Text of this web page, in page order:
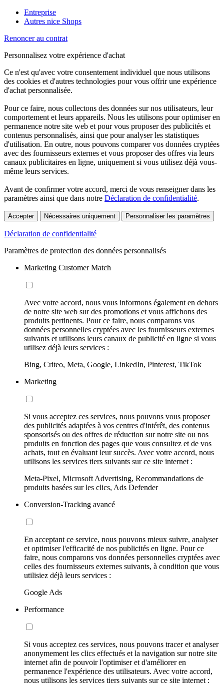
Entreprise
Autres nice Shops
Renoncer au contrat
Personnalisez votre expérience d'achat
Ce n'est qu'avec votre consentement individuel que nous utilisons
des cookies et d'autres technologies pour vous offrir une expérience
d'achat personnalisée.
Pour ce faire, nous collectons des données sur nos utilisateurs, leur
comportement et leurs appareils. Nous les utilisons pour optimiser en
permanence notre site web et pour vous proposer des publicités et
contenus personnalisés, ainsi que pour analyser les statistiques
d'utilisation. En outre, nous pouvons comparer vos données cryptées
avec des fournisseurs externes et vous proposer des offres via leurs
canaux publicitaires en ligne, uniquement si vous utilisez déjà vous-
même leurs services.
Avant de confirmer votre accord, merci de vous renseigner dans les
paramètres ainsi que dans notre Déclaration de confidentialité.
Accepter Nécessaires uniquement Personnaliser les paramètres
Déclaration de confidentialité
Paramètres de protection des données personnalisés
Marketing Customer Match
Avec votre accord, nous vous informons également en dehors
de notre site web sur des promotions et vous affichons des
produits pertinents. Pour ce faire, nous comparons vos
données personnelles cryptées avec les fournisseurs externes
suivants et utilisons leurs canaux de publicité en ligne si vous
utilisez déjà leurs services :
Bing, Criteo, Meta, Google, LinkedIn, Pinterest, TikTok
Marketing
Si vous acceptez ces services, nous pouvons vous proposer
des publicités adaptées à vos centres d'intérêt, des contenus
sponsorisés ou des offres de réduction sur notre site ou nos
produits en fonction des pages que vous consultez et de vos
achats, tout en évaluant leur succès. Avec votre accord, nous
utilisons les services tiers suivants sur ce site internet :
Meta-Pixel, Microsoft Advertising, Recommandations de
produits basées sur les clics, Ads Defender
Conversion-Tracking avancé
En acceptant ce service, nous pouvons mieux suivre, analyser
et optimiser l'efficacité de nos publicités en ligne. Pour ce
faire, nous comparons vos données personnelles cryptées avec
celles des fournisseurs externes suivants, à condition que vous
utilisiez déjà leurs services :
Google Ads
Performance
Si vous acceptez ces services, nous pouvons tracer et analyser
anonymement les clics effectués et la navigation sur notre site
internet afin de pouvoir l'optimiser et d'améliorer en
permanence l'expérience des utilisateurs. Avec votre accord,
nous utilisons les services tiers suivants sur ce site internet :